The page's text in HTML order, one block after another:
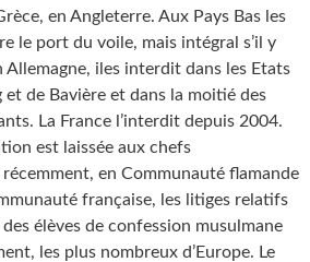
en Angleterre. Aux Pays Bas les
le port du voile, mais intégral s’il y
Allemagne, iles interdit dans les Etats
de Bavière et dans la moitié des
La France l’interdit depuis 2004.
est laissée aux chefs
récemment, en Communauté flamande
française, les litiges relatifs
élèves de confession musulmane
les plus nombreux d’Europe. Le